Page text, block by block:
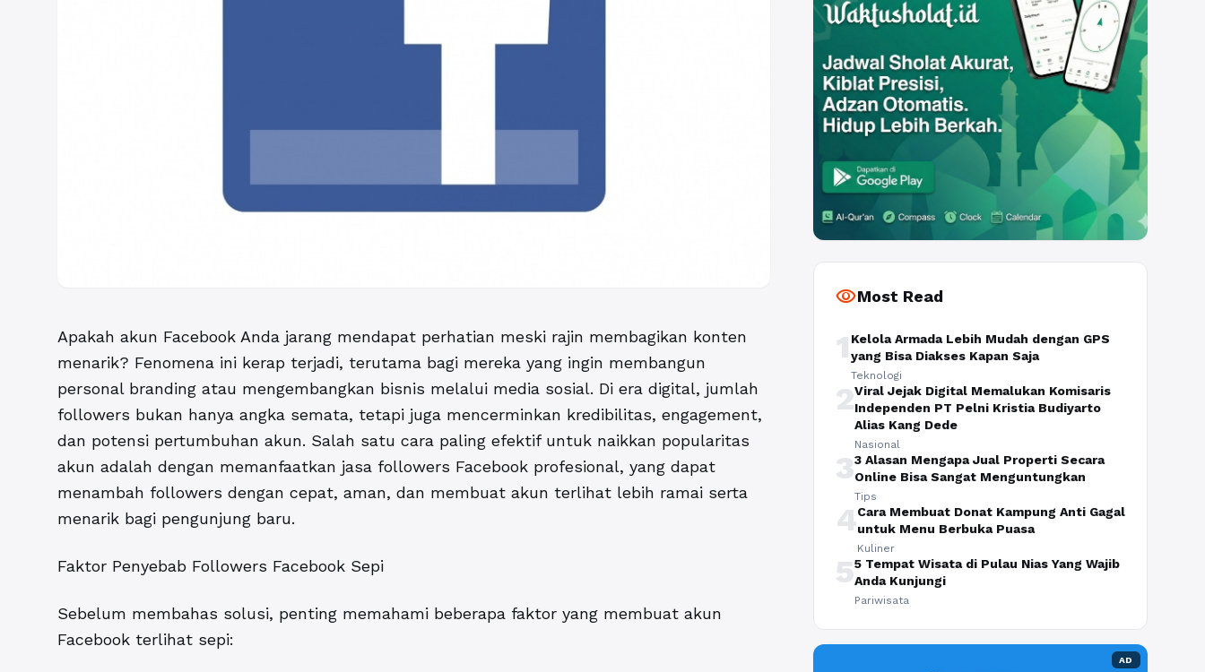
Apakah akun Facebook Anda jarang mendapat perhatian meski rajin membagikan konten
menarik? Fenomena ini kerap terjadi, terutama bagi mereka yang ingin membangun
personal branding atau mengembangkan bisnis melalui media sosial. Di era digital, jumlah
followers bukan hanya angka semata, tetapi juga mencerminkan kredibilitas, engagement,
dan potensi pertumbuhan akun. Salah satu cara paling efektif untuk naikkan popularitas
akun adalah dengan memanfaatkan jasa followers Facebook profesional, yang dapat
menambah followers dengan cepat, aman, dan membuat akun terlihat lebih ramai serta
menarik bagi pengunjung baru.
Faktor Penyebab Followers Facebook Sepi
Sebelum membahas solusi, penting memahami beberapa faktor yang membuat akun
Facebook terlihat sepi:
visibilityMost Read
1 Kelola Armada Lebih Mudah dengan GPS
yang Bisa Diakses Kapan Saja
Teknologi
2Viral Jejak Digital Memalukan Komisaris
Independen PT Pelni Kristia Budiyarto
Alias Kang Dede
Nasional
33 Alasan Mengapa Jual Properti Secara
Online Bisa Sangat Menguntungkan
Tips
4Cara Membuat Donat Kampung Anti Gagal
untuk Menu Berbuka Puasa
Kuliner
55 Tempat Wisata di Pulau Nias Yang Wajib
Anda Kunjungi
Pariwisata
AD